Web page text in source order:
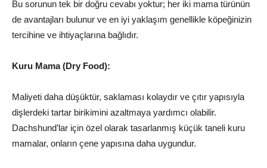
Bu sorunun tek bir doğru cevabı yoktur; her iki mama türünün
de avantajları bulunur ve en iyi yaklaşım genellikle köpeğinizin
tercihine ve ihtiyaçlarına bağlıdır.
Kuru Mama (Dry Food):
Maliyeti daha düşüktür, saklaması kolaydır ve çıtır yapısıyla
dişlerdeki tartar birikimini azaltmaya yardımcı olabilir.
Dachshund’lar için özel olarak tasarlanmış küçük taneli kuru
mamalar, onların çene yapısına daha uygundur.